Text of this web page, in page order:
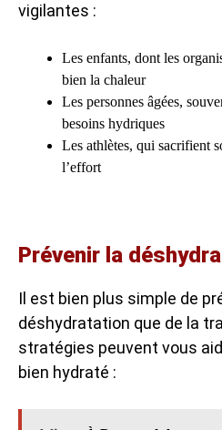
vigilantes :
Les enfants, dont les
bien la chaleur
Les personnes âgées,
besoins hydriques
Les athlètes, qui sacrifient
l’effort
Prévenir la
Il est bien plus simple de
déshydratation que de la
stratégies peuvent vous
bien hydraté :